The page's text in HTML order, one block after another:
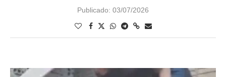
Publicado: 03/07/2026